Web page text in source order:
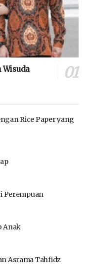
Wisuda
Rice Paper yang
Perempuan
Anak
Asrama Tahfidz